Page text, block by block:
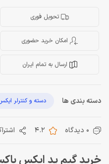
تحویل فوری
امکان خرید حضوری
ارسال به تمام ایران
دسته بندی ها دسته و کنترلر
0 دیدگاه 4.2